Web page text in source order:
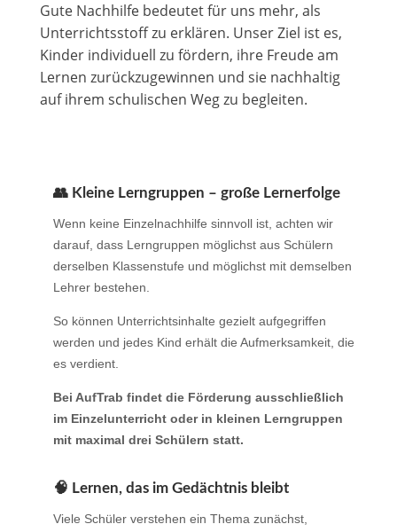
Gute Nachhilfe bedeutet für uns mehr, als
Unterrichtsstoff zu erklären. Unser Ziel ist es,
Kinder individuell zu fördern, ihre Freude am
Lernen zurückzugewinnen und sie nachhaltig
auf ihrem schulischen Weg zu begleiten.
👥 Kleine Lerngruppen – große Lernerfolge
Wenn keine Einzelnachhilfe sinnvoll ist, achten wir
darauf, dass Lerngruppen möglichst aus Schülern
derselben Klassenstufe und möglichst mit demselben
Lehrer bestehen.
So können Unterrichtsinhalte gezielt aufgegriffen
werden und jedes Kind erhält die Aufmerksamkeit, die
es verdient.
Bei AufTrab findet die Förderung ausschließlich
im Einzelunterricht oder in kleinen Lerngruppen
mit maximal drei Schülern statt.
🧠 Lernen, das im Gedächtnis bleibt
Viele Schüler verstehen ein Thema zunächst,